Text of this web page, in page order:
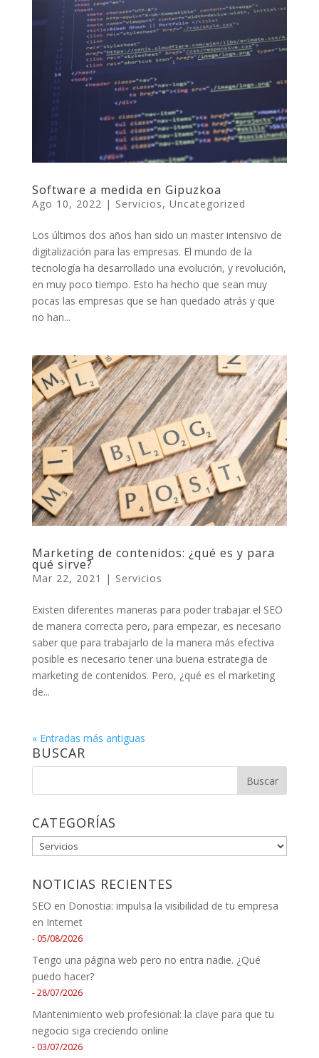
Software a medida en Gipuzkoa
Ago 10, 2022 | Servicios, Uncategorized
Los últimos dos años han sido un master intensivo de
digitalización para las empresas. El mundo de la
tecnología ha desarrollado una evolución, y revolución,
en muy poco tiempo. Esto ha hecho que sean muy
pocas las empresas que se han quedado atrás y que
no han...
Marketing de contenidos: ¿qué es y para
qué sirve?
Mar 22, 2021 | Servicios
Existen diferentes maneras para poder trabajar el SEO
de manera correcta pero, para empezar, es necesario
saber que para trabajarlo de la manera más efectiva
posible es necesario tener una buena estrategia de
marketing de contenidos. Pero, ¿qué es el marketing
de...
« Entradas más antiguas
BUSCAR
CATEGORÍAS
CATEGORÍAS
NOTICIAS RECIENTES
SEO en Donostia: impulsa la visibilidad de tu empresa
en Internet
05/08/2026
Tengo una página web pero no entra nadie. ¿Qué
puedo hacer?
28/07/2026
Mantenimiento web profesional: la clave para que tu
negocio siga creciendo online
03/07/2026